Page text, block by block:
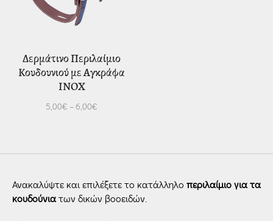
Δερμάτινο Περιλαίμιο
Κουδουνιού με Αγκράφα
INOX
5,00€ –6,00€
Ανακαλύψτε και επιλέξετε το κατάλληλο περιλαίμιο για τα
κουδούνιατων δικών βοοειδών.